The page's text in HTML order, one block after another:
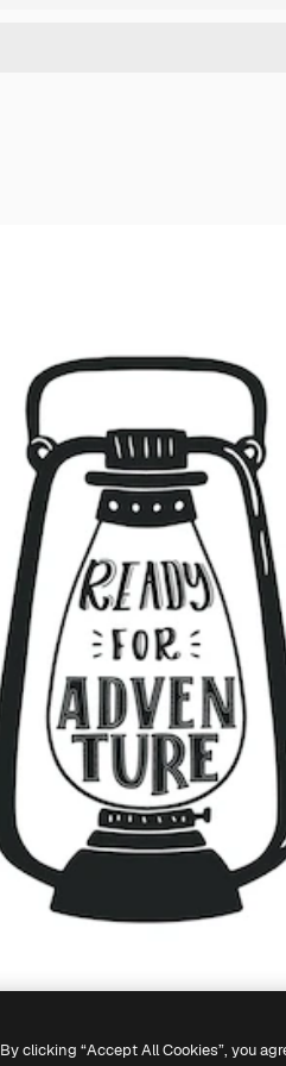
By clicking “Accept All Cookies”, you